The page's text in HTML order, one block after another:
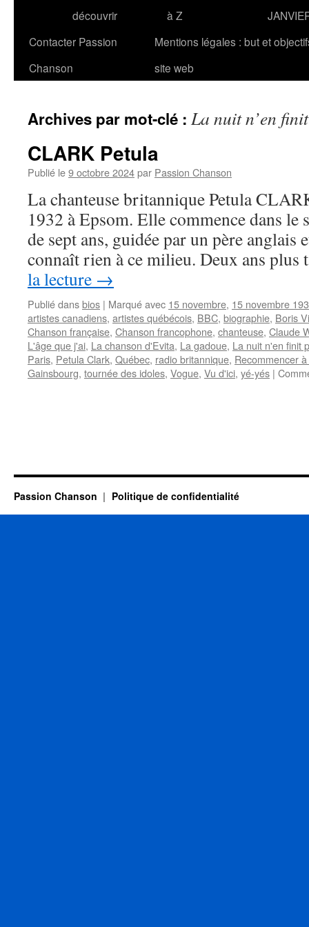
découvrir
à Z
Contacter Passion
Chanson
Mentions légales : but et
site web
Archives par mot-clé : La nuit n’en
CLARK Petula
Publié le9 octobre 2024par Passion Chanson
La chanteuse britannique Petula
1932 à Epsom. Elle commence dans le
de sept ans, guidée par un père
connaît rien à ce milieu. Deux ans
la lecture →
Publié dansbios | Marqué avec 15 novembre, 15 novembre
artistes canadiens, artistes québécois, BBC, biographie, Boris
Chanson française, Chanson francophone, chanteuse, Claude
L'âge que j'ai, La chanson d'Evita, La gadoue, La nuit n'en finit
Paris, Petula Clark, Québec, radio britannique, Recommencer
Gainsbourg, tournée des idoles, Vogue, Vu d'ici, yé-yés |
Passion Chanson Politique de confidentialité